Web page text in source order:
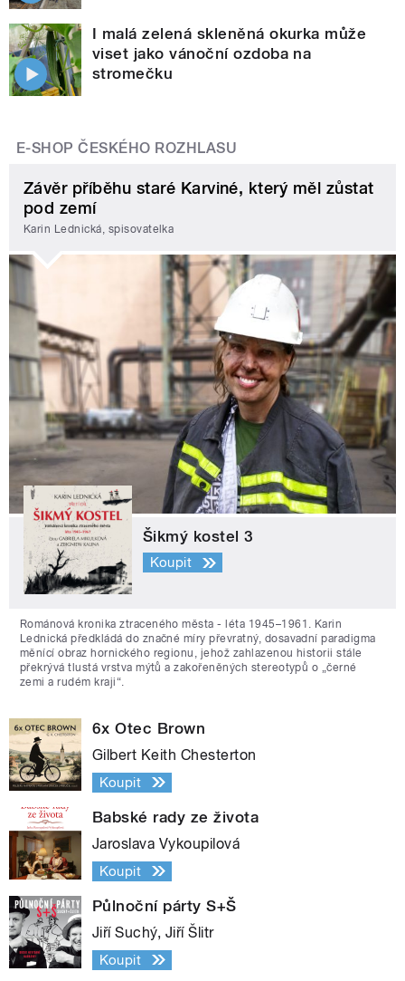
I malá zelená skleněná okurka může
viset jako vánoční ozdoba na
stromečku
E-SHOP ČESKÉHO ROZHLASU
Závěr příběhu staré Karviné, který měl zůstat
pod zemí
Karin Lednická, spisovatelka
Šikmý kostel 3
Koupit
Románová kronika ztraceného města - léta 1945–1961. Karin
Lednická předkládá do značné míry převratný, dosavadní paradigma
měnící obraz hornického regionu, jehož zahlazenou historii stále
překrývá tlustá vrstva mýtů a zakořeněných stereotypů o „černé
zemi a rudém kraji“.
6x Otec Brown
Gilbert Keith Chesterton
Koupit
Babské rady ze života
Jaroslava Vykoupilová
Koupit
Půlnoční párty S+Š
Jiří Suchý, Jiří Šlitr
Koupit